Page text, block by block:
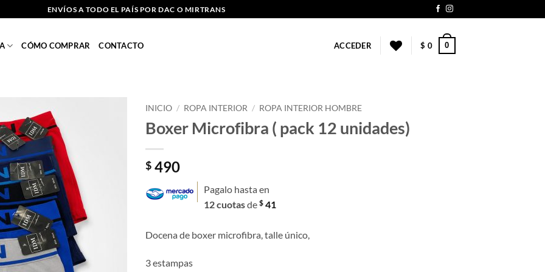
ENVÍOS A TODO EL PAÍS POR DAC O MIRTRANS
CÓMO COMPRAR CONTACTO ACCEDER $ 0 0
INICIO / ROPA INTERIOR / ROPA INTERIOR HOMBRE
Boxer Microfibra ( pack 12 unidades)
$ 490
Pagalo hasta en
12 cuotasde $ 41
Docena de boxer microfibra, talle único,
3 estampas